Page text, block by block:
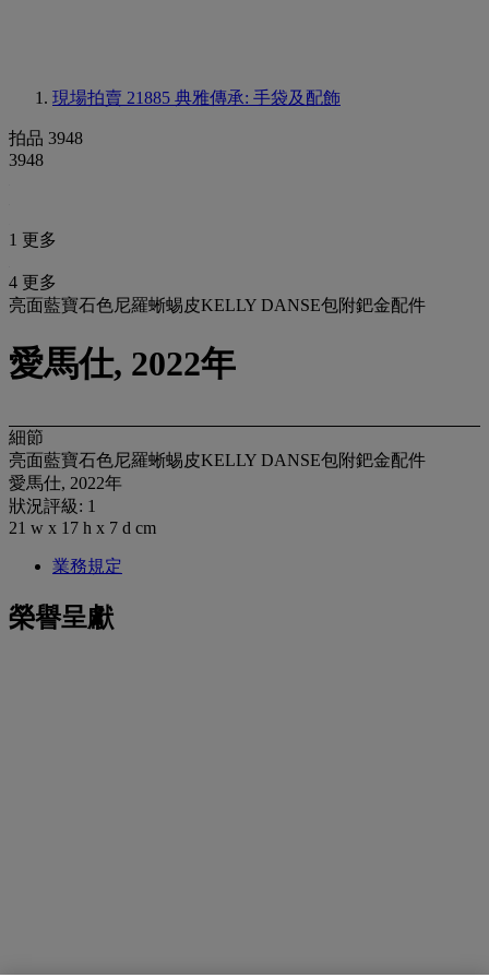
現場拍賣 21885 典雅傳承: 手袋及配飾
拍品 3948
3948
1 更多
4 更多
亮面藍寶石色尼羅蜥蜴皮KELLY DANSE包附鈀金配件
愛馬仕, 2022年
細節
亮面藍寶石色尼羅蜥蜴皮KELLY DANSE包附鈀金配件
愛馬仕, 2022年
狀況評級: 1
21 w x 17 h x 7 d cm
業務規定
榮譽呈獻